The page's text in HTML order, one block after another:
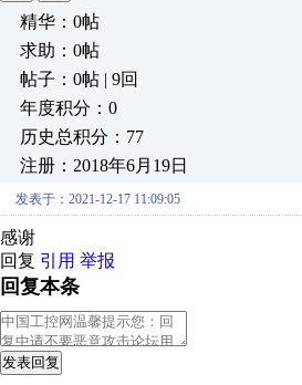
精华：0帖
求助：0帖
帖子：0帖 | 9回
年度积分：0
历史总积分：77
注册：2018年6月19日
发表于：2021-12-17 11:09:05
感谢
回复 引用 举报
回复本条
发表回复